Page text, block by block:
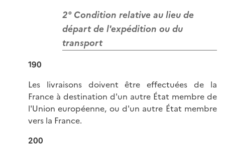
2° Condition relative au lieu de
départ de l'expédition ou du
transport
190
Les livraisons doivent être effectuées de la
France à destination d'un autre État membre de
l'Union européenne, ou d'un autre État membre
vers la France.
200